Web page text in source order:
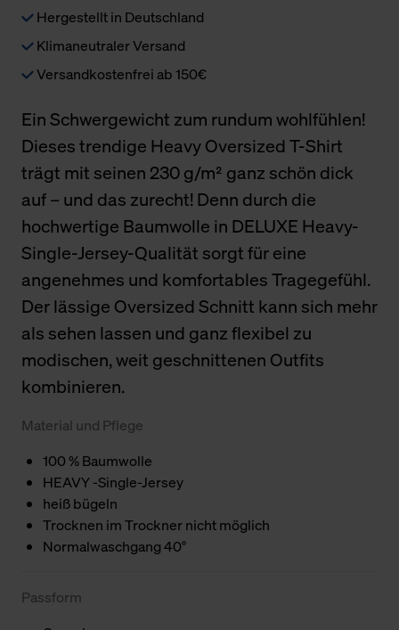
Hergestellt in Deutschland
Klimaneutraler Versand
Versandkostenfrei ab 150€
Ein Schwergewicht zum rundum wohlfühlen!
Dieses trendige Heavy Oversized T-Shirt
trägt mit seinen 230 g/m² ganz schön dick
auf – und das zurecht! Denn durch die
hochwertige Baumwolle in DELUXE Heavy-
Single-Jersey-Qualität sorgt für eine
angenehmes und komfortables Tragegefühl.
Der lässige Oversized Schnitt kann sich mehr
als sehen lassen und ganz flexibel zu
modischen, weit geschnittenen Outfits
kombinieren.
Material und Pflege
100 % Baumwolle
HEAVY -Single-Jersey
heiß bügeln
Trocknen im Trockner nicht möglich
Normalwaschgang 40°
Passform